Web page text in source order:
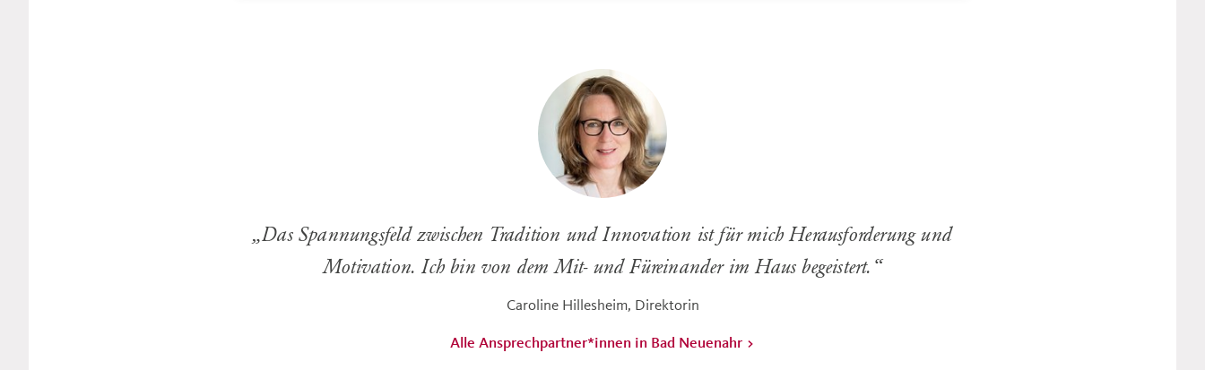
„Das Spannungsfeld zwischen Tradition und Innovation ist für mich Herausforderung und
Motivation. Ich bin von dem Mit- und Füreinander im Haus begeistert. “
Caroline Hillesheim, Direktorin
Alle Ansprechpartner*innen in Bad Neuenahr